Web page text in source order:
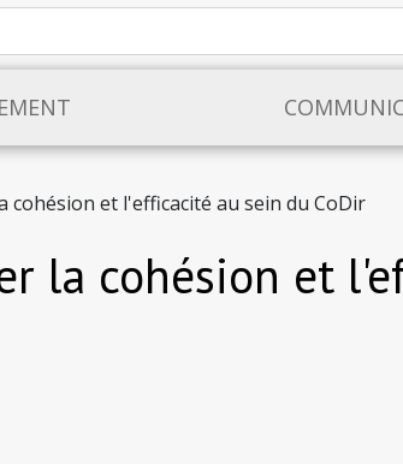
et l'efficacité au sein du CoDir
la cohésion et